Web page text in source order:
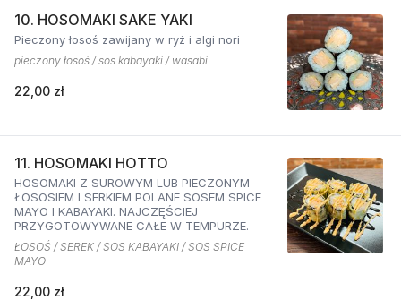
10. HOSOMAKI SAKE YAKI
Pieczony łosoś zawijany w ryż i algi nori
pieczony łosoś / sos kabayaki / wasabi
22,00 zł
11. HOSOMAKI HOTTO
HOSOMAKI Z SUROWYM LUB PIECZONYM
ŁOSOSIEM I SERKIEM POLANE SOSEM SPICE
MAYO I KABAYAKI. NAJCZĘŚCIEJ
PRZYGOTOWYWANE CAŁE W TEMPURZE.
ŁOSOŚ / SEREK / SOS KABAYAKI / SOS SPICE
MAYO
22,00 zł